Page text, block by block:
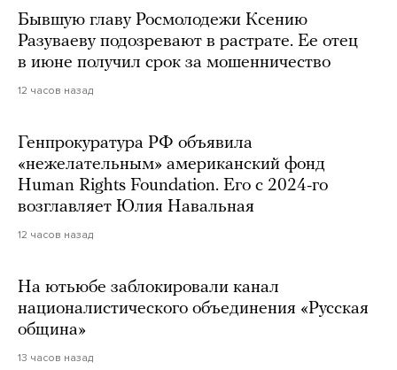
Бывшую главу Росмолодежи Ксению
Разуваеву подозревают в растрате. Ее отец
в июне получил срок за мошенничество
12 часов назад
Генпрокуратура РФ объявила
«нежелательным» американский фонд
Human Rights Foundation. Его с 2024-го
возглавляет Юлия Навальная
12 часов назад
На ютьюбе заблокировали канал
националистического объединения «Русская
община»
13 часов назад